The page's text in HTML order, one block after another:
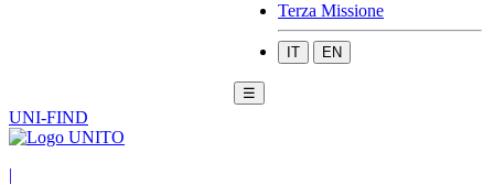
Terza Missione
IT EN
☰
UNI-FIND
|